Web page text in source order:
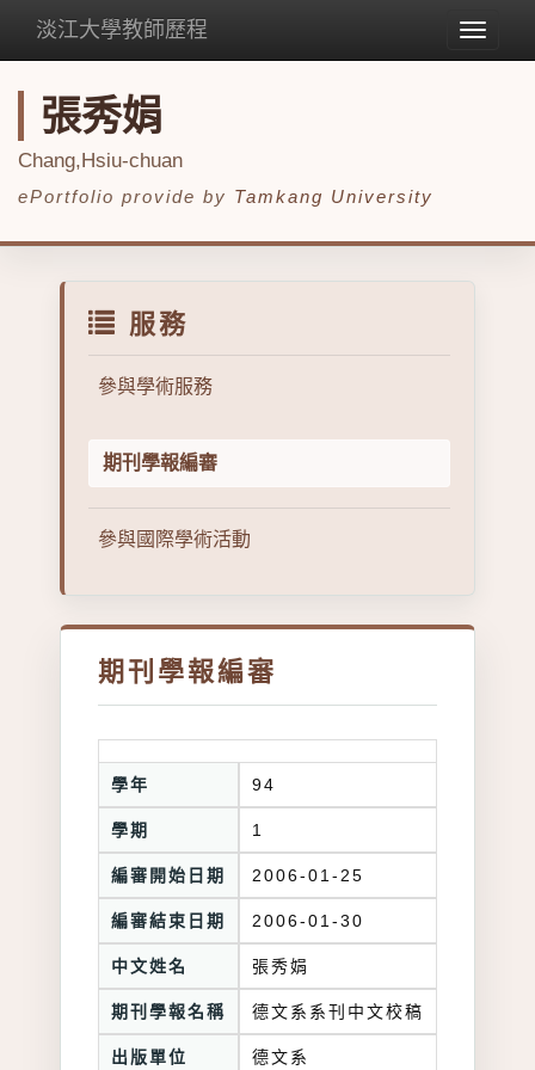
Toggle
淡江大學教師歷程
張秀娟
Chang,Hsiu-chuan
ePortfolio provide by Tamkang University
服務
參與學術服務
期刊學報編審
參與國際學術活動
期刊學報編審
學年 94
學期 1
編審開始日期 2006-01-25
編審結束日期 2006-01-30
中文姓名 張秀娟
期刊學報名稱 德文系系刊中文校稿
出版單位 德文系